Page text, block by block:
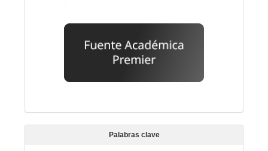
Palabras clave